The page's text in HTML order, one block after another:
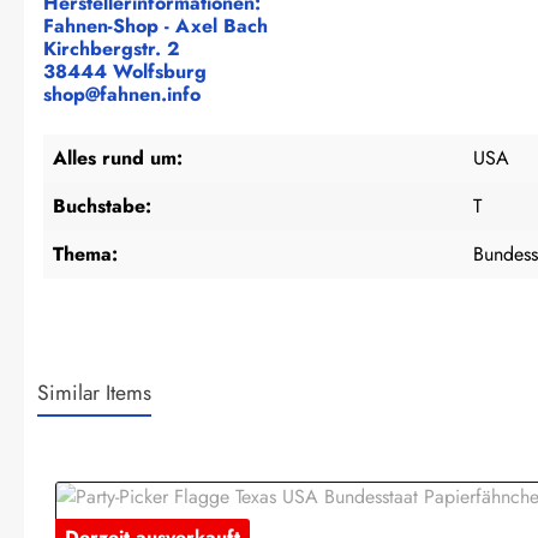
Fahnen-Shop - Axel Bach
Kirchbergstr. 2
38444 Wolfsburg
shop@fahnen.info
Alles rund um:
USA
Buchstabe:
T
Thema:
Similar Items